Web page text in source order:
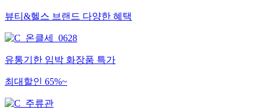
뷰티&헬스 브랜드 다양한 혜택
유통기한 임박 화장품 특가
최대할인 65%~